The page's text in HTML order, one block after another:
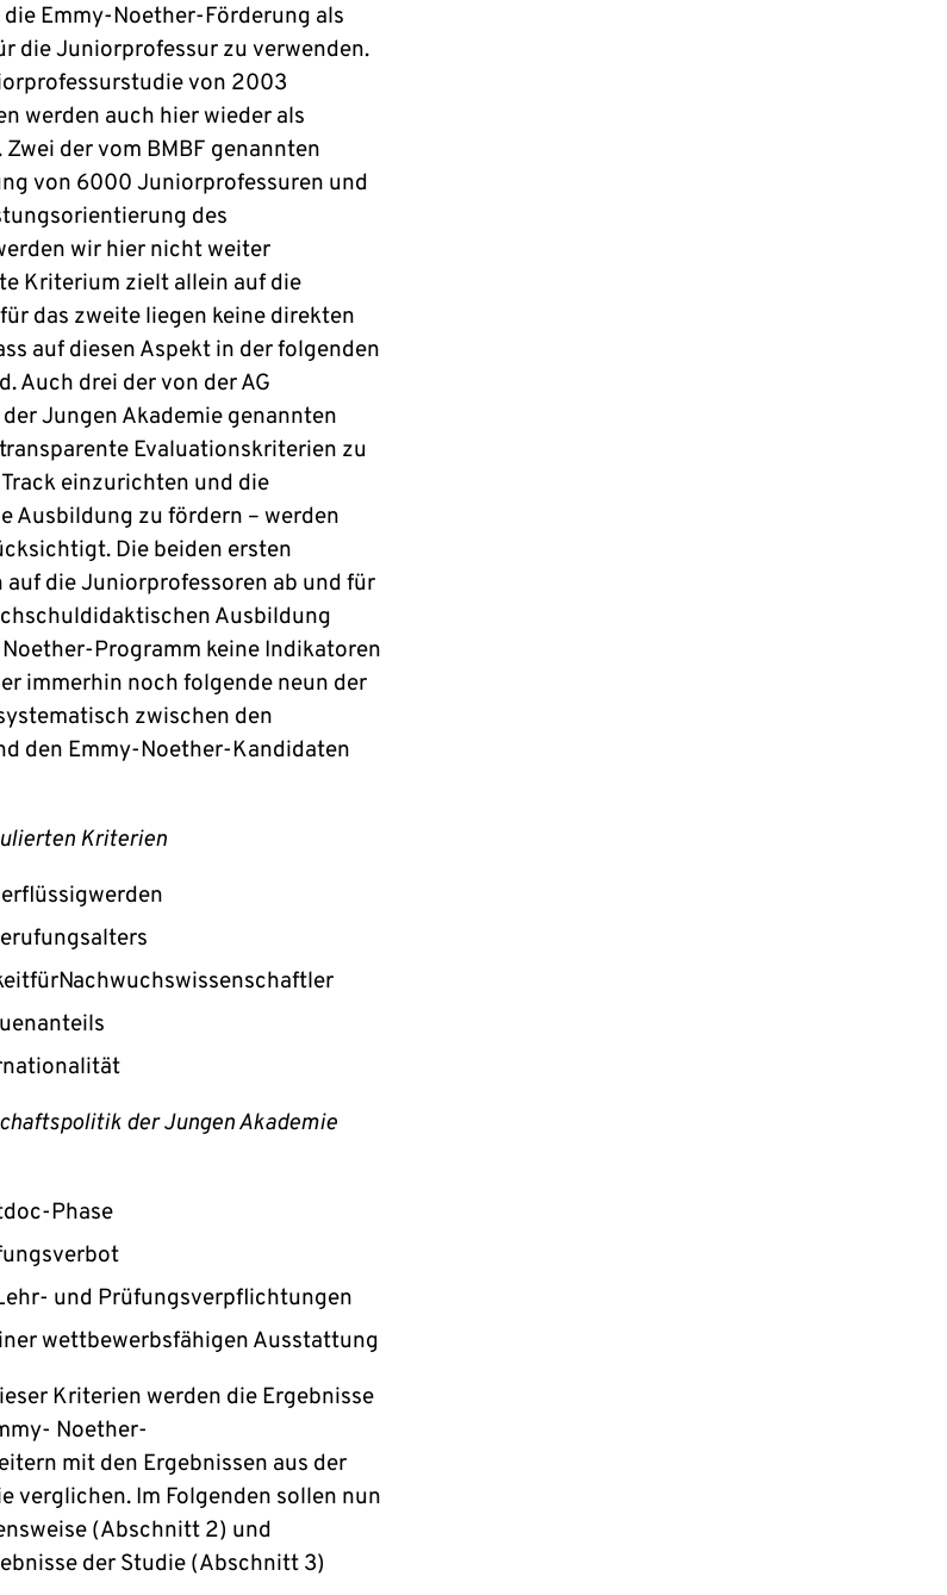
Emmy-Noether-Förderung als
die Juniorprofessur zu verwenden.
von 2003
werden auch hier wieder als
der vom BMBF genannten
von 6000 Juniorprofessuren und
des
wir hier nicht weiter
Kriterium zielt allein auf die
das zweite liegen keine direkten
auf diesen Aspekt in der folgenden
Auch drei der von der AG
Jungen Akademie genannten
Evaluationskriterien zu
einzurichten und die
Ausbildung zu fördern – werden
Die beiden ersten
die Juniorprofessoren ab und für
Ausbildung
Programm keine Indikatoren
immerhin noch folgende neun der
zwischen den
den Emmy-Noether-Kandidaten
Kriterien
der Jungen Akademie
Phase
und Prüfungsverpflichtungen
wettbewerbsfähigen Ausstattung
Kriterien werden die Ergebnisse
Noether-
mit den Ergebnissen aus der
verglichen. Im Folgenden sollen nun
(Abschnitt 2) und
der Studie (Abschnitt 3)